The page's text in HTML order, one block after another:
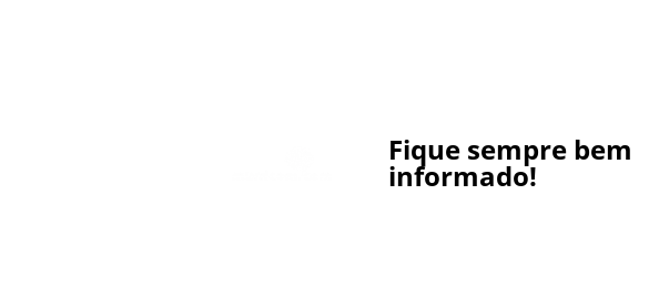
Fique sempre bem
informado!